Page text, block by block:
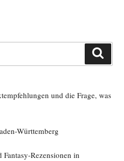
und die Frage, was
Württemberg
Rezensionen in